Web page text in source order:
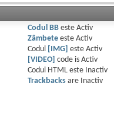
Codul BBeste Activ
Zâmbeteeste Activ
Codul
[IMG] este Activ
[VIDEO]
code is Activ
Codul HTML este
Inactiv
Trackbacksare
Inactiv